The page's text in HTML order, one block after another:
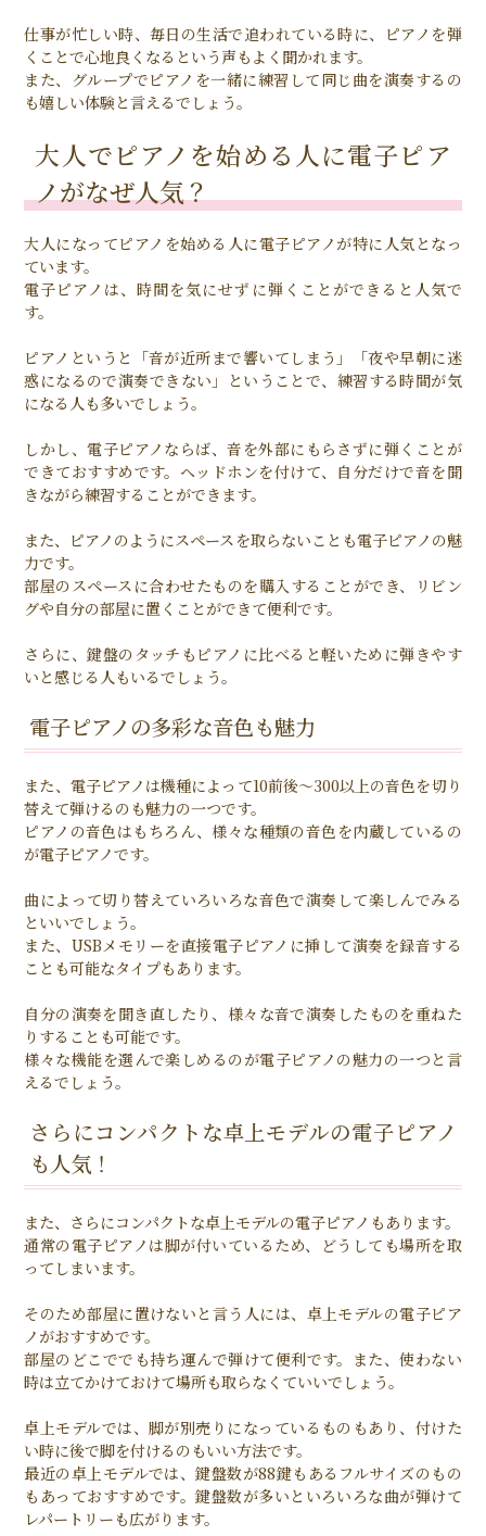
仕事が忙しい時、毎日の生活で追われている時に、ピアノを弾
くことで心地良くなるという声もよく聞かれます。
また、グループでピアノを一緒に練習して同じ曲を演奏するの
も嬉しい体験と言えるでしょう。
大人でピアノを始める人に電子ピア
ノがなぜ人気？
大人になってピアノを始める人に電子ピアノが特に人気となっ
ています。
電子ピアノは、時間を気にせずに弾くことができると人気で
す。
ピアノというと「音が近所まで響いてしまう」「夜や早朝に迷
惑になるので演奏できない」ということで、練習する時間が気
になる人も多いでしょう。
しかし、電子ピアノならば、音を外部にもらさずに弾くことが
できておすすめです。ヘッドホンを付けて、自分だけで音を聞
きながら練習することができます。
また、ピアノのようにスペースを取らないことも電子ピアノの魅
力です。
部屋のスペースに合わせたものを購入することができ、リビン
グや自分の部屋に置くことができて便利です。
さらに、鍵盤のタッチもピアノに比べると軽いために弾きやす
いと感じる人もいるでしょう。
電子ピアノの多彩な音色も魅力
また、電子ピアノは機種によって10前後～300以上の音色を切り
替えて弾けるのも魅力の一つです。
ピアノの音色はもちろん、様々な種類の音色を内蔵しているの
が電子ピアノです。
曲によって切り替えていろいろな音色で演奏して楽しんでみる
といいでしょう。
また、USBメモリーを直接電子ピアノに挿して演奏を録音する
ことも可能なタイプもあります。
自分の演奏を聞き直したり、様々な音で演奏したものを重ねた
りすることも可能です。
様々な機能を選んで楽しめるのが電子ピアノの魅力の一つと言
えるでしょう。
さらにコンパクトな卓上モデルの電子ピアノ
も人気！
また、さらにコンパクトな卓上モデルの電子ピアノもあります。
通常の電子ピアノは脚が付いているため、どうしても場所を取
ってしまいます。
そのため部屋に置けないと言う人には、卓上モデルの電子ピア
ノがおすすめです。
部屋のどこででも持ち運んで弾けて便利です。また、使わない
時は立てかけておけて場所も取らなくていいでしょう。
卓上モデルでは、脚が別売りになっているものもあり、付けた
い時に後で脚を付けるのもいい方法です。
最近の卓上モデルでは、鍵盤数が88鍵もあるフルサイズのもの
もあっておすすめです。鍵盤数が多いといろいろな曲が弾けて
レパートリーも広がります。